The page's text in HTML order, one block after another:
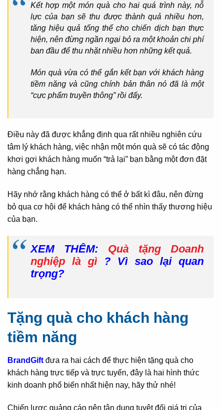
Kết hợp một món quà cho hai quá trình này, nỗ
lực của bạn sẽ thu được thành quả nhiều hơn,
tăng hiệu quả tổng thể cho chiến dịch bạn thực
hiện, nên đừng ngần ngại bỏ ra một khoản chi phí
ban đầu để thu nhặt nhiều hơn những kết quả.
Món quà vừa có thể gắn kết bạn với khách hàng
tiềm năng và cũng chính bản thân nó đã là một
“cực phẩm truyền thông” rồi đấy.
Điều này đã được khẳng định qua rất nhiều nghiên cứu
tâm lý khách hàng, việc nhận một món quà sẽ có tác động
khơi gợi khách hàng muốn “trả lại” bạn bằng một đơn đặt
hàng chẳng hạn.
Hãy nhớ rằng khách hàng có thể ở bất kì đâu, nên đừng
bỏ qua cơ hội để khách hàng có thể nhìn thấy thương hiệu
của bạn.
XEM THÊM: Quà tặng Doanh
nghiệp là gì ? Vì sao lại quan
trọng?
Tặng quà cho khách hàng
tiềm năng
BrandGift đưa ra hai cách để thực hiện tặng quà cho
khách hàng trực tiếp và trực tuyến, đây là hai hình thức
kinh doanh phổ biến nhất hiện nay, hãy thử nhé!
Chiến lược quảng cáo nên tận dụng tuyệt đối giá trị của